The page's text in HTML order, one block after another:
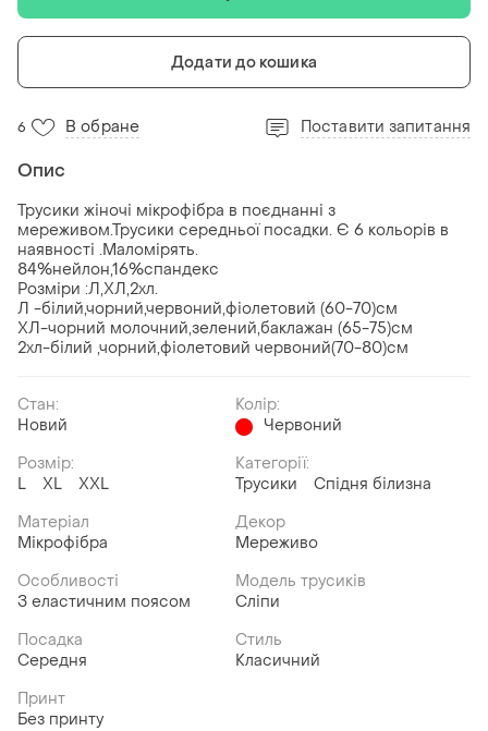
Додати до кошика
6 В обране Поставити запитання
Опис
Трусики жіночі мікрофібра в поєднанні з
мереживом.Трусики середньої посадки. Є 6 кольорів в
наявності .Маломірять.
84%нейлон,16%спандекс
Розміри :Л,ХЛ,2хл.
Л -білий,чорний,червоний,фіолетовий (60-70)см
ХЛ-чорний молочний,зелений,баклажан (65-75)см
2хл-білий ,чорний,фіолетовий червоний(70-80)см
Стан:
Новий
Колір:
Червоний
Розмір:
L
XL XXL
Категорії:
Трусики
Спідня білизна
Матеріал
Мікрофібра
Декор
Мереживо
Особливості
З еластичним поясом
Модель трусиків
Сліпи
Посадка
Середня
Стиль
Класичний
Принт
Без принту